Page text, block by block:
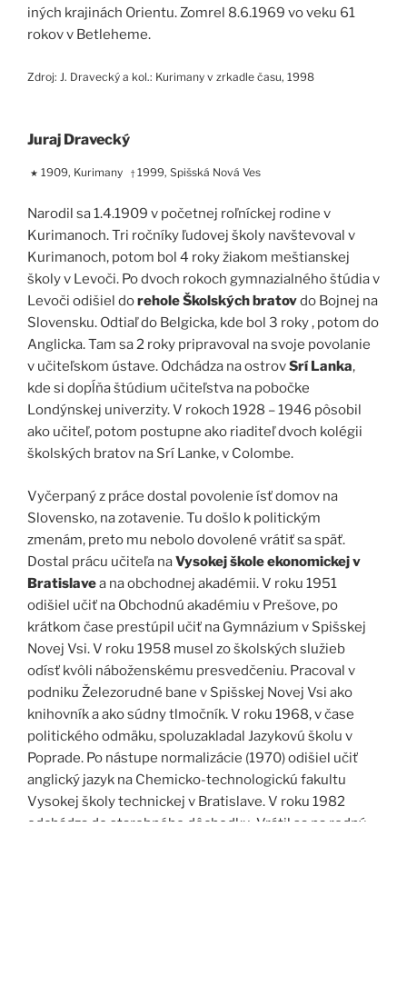
iných krajinách Orientu. Zomrel 8.6.1969 vo veku 61
rokov v Betleheme.
Zdroj: J. Dravecký a kol.: Kurimany v zrkadle času, 1998
Juraj Dravecký
★ 1909, Kurimany †1999, Spišská Nová Ves
Narodil sa 1.4.1909 v početnej roľníckej rodine v
Kurimanoch. Tri ročníky ľudovej školy navštevoval v
Kurimanoch, potom bol 4 roky žiakom meštianskej
školy v Levoči. Po dvoch rokoch gymnazialného štúdia v
Levoči odišiel dorehole Školských bratovdo Bojnej na
Slovensku. Odtiaľ do Belgicka, kde bol 3 roky , potom do
Anglicka. Tam sa 2 roky pripravoval na svoje povolanie
v učiteľskom ústave. Odchádza na ostrovSrí Lanka,
kde si dopĺňa štúdium učiteľstva na pobočke
Londýnskej univerzity. V rokoch 1928 – 1946 pôsobil
ako učiteľ, potom postupne ako riaditeľ dvoch kolégii
školských bratov na Srí Lanke, v Colombe.
Vyčerpaný z práce dostal povolenie ísť domov na
Slovensko, na zotavenie. Tu došlo k politickým
zmenám, preto mu nebolo dovolené vrátiť sa späť.
Dostal prácu učiteľa naVysokej škole ekonomickej v
Bratislavea na obchodnej akadémii. V roku 1951
odišiel učiť na Obchodnú akadémiu v Prešove, po
krátkom čase prestúpil učiť na Gymnázium v Spišskej
Novej Vsi. V roku 1958 musel zo školských služieb
odísť kvôli náboženskému presvedčeniu. Pracoval v
podniku Železorudné bane v Spišskej Novej Vsi ako
knihovník a ako súdny tlmočník. V roku 1968, v čase
politického odmäku, spoluzakladal Jazykovú školu v
Poprade. Po nástupe normalizácie (1970) odišiel učiť
anglický jazyk na Chemicko-technologickú fakultu
Vysokej školy technickej v Bratislave. V roku 1982
odchádza do starobného dôchodku. Vrátil sa na rodný